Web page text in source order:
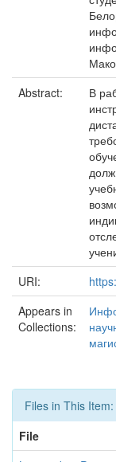
Abstract:
В
URI:
Appears in
Collections:
Files in This Item:
File